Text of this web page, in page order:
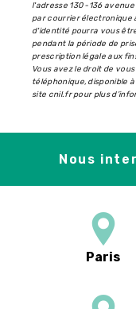
l'adresse 130 -136
par courrier électronique
d'identité pourra vous
pendant la période de
prescription légale aux
Vous avez le droit de
téléphonique, disponible
site cnil.fr pour plus
Nous
Paris